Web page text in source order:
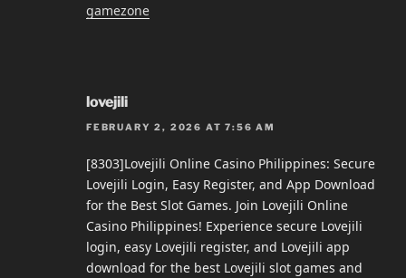
gamezone
lovejili
FEBRUARY 2, 2026 AT 7:56 AM
[8303]Lovejili Online Casino Philippines: Secure
Lovejili Login, Easy Register, and App Download
for the Best Slot Games. Join Lovejili Online
Casino Philippines! Experience secure Lovejili
login, easy Lovejili register, and Lovejili app
download for the best Lovejili slot games and